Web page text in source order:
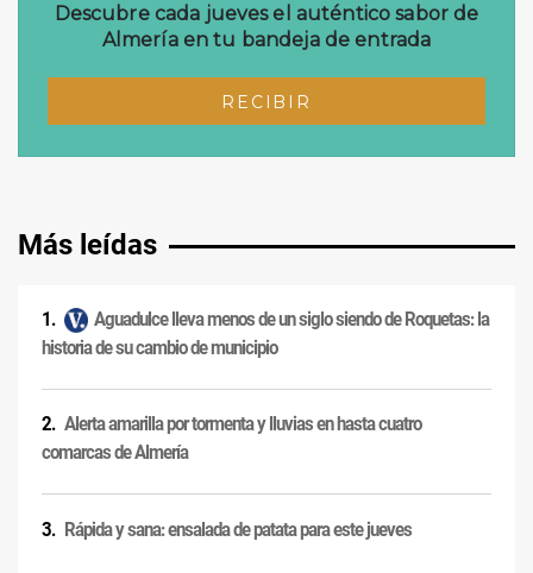
Más leídas
Aguadulce lleva menos de un siglo siendo de Roquetas: la
historia de su cambio de municipio
Alerta amarilla por tormenta y lluvias en hasta cuatro
comarcas de Almería
Rápida y sana: ensalada de patata para este jueves